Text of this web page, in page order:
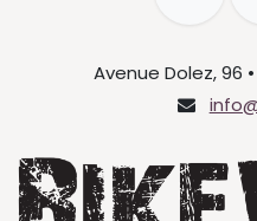
Avenue Dolez, 96